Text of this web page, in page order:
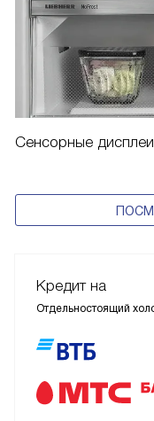
Сенсорные
Кредит на
Отдельностоящий